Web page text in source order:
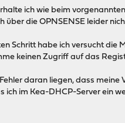
ich wie beim
über die OPNSENSE leider
Schritt habe ich versucht die
keinen Zugriff auf das
daran liegen, dass
ich im Kea-DHCP-Server ein